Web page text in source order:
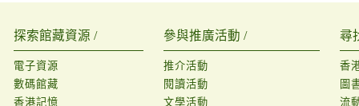
探索館藏資源 /
電子資源
數碼館藏
香港記憶
參與推廣活動 /
推介活動
閱讀活動
文學活動
尋
香
圖
流